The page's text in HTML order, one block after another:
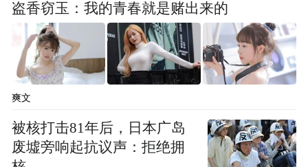
盗香窃玉：我的青春就是赌出来的
爽文
被核打击81年后，日本广岛
废墟旁响起抗议声：拒绝拥